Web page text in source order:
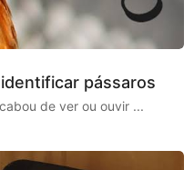
pássaros
de ver ou ouvir ...